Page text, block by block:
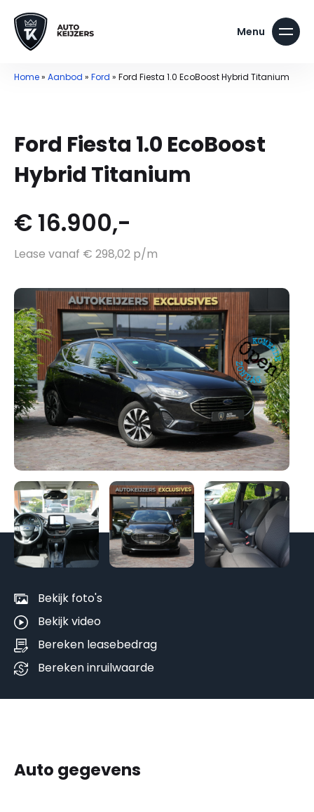
Home» Aanbod » Ford » Ford Fiesta 1.0 EcoBoost Hybrid Titanium
Ford Fiesta 1.0 EcoBoost
Hybrid Titanium
€ 16.900,-
Lease vanaf € 298,02 p/m
Bekijk foto's
Bekijk video
Bereken leasebedrag
Bereken inruilwaarde
Auto gegevens